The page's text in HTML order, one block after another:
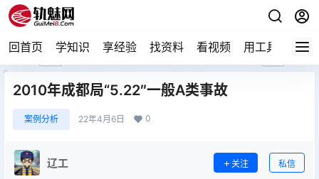
回首页 学知识 享经验 找资料 看视频 用工具 论技
2010年成都局“5.22″一般A类事故
案例分析 22年4月6日 0
辽工 关注 私信